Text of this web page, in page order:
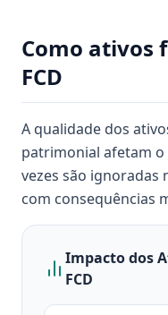
Como ativos
FCD
A qualidade dos
patrimonial afetam o
vezes são
com consequências
Impacto dos
FCD